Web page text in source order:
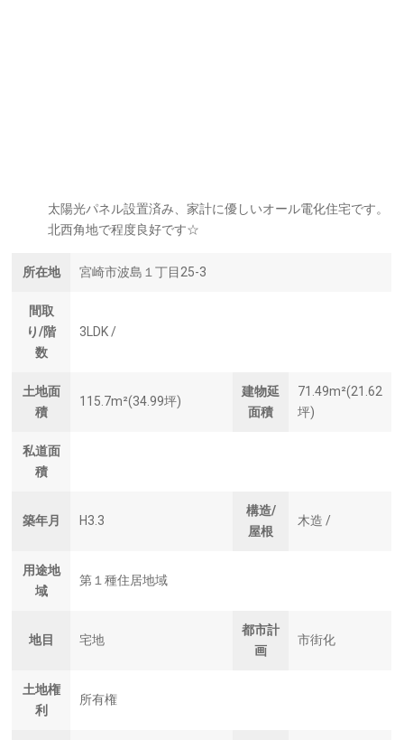
太陽光パネル設置済み、家計に優しいオール電化住宅です。
北西角地で程度良好です☆
所在地 宮崎市波島１丁目25-3
間取
り/階
数
3LDK /
土地面
積
115.7m²(34.99坪)
建物延
面積
71.49m²(21.62
坪)
私道面
積
築年月 H3.3
構造/
屋根
木造 /
用途地
域
第１種住居地域
地目 宅地
都市計
画
市街化
土地権
利
所有権